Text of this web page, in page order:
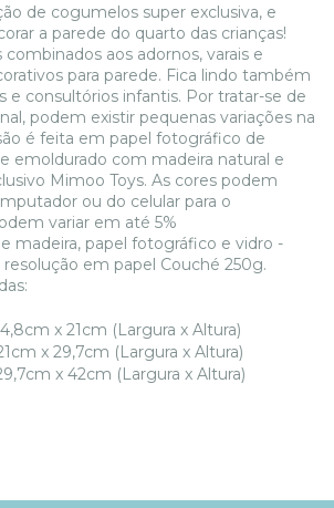
de cogumelos super exclusiva, e
a parede do quarto das crianças!
aos adornos, varais e
para parede. Fica lindo também
e consultórios infantis. Por tratar-se de
podem existir pequenas variações na
é feita em papel fotográfico de
emoldurado com madeira natural e
Mimoo Toys. As cores podem
ou do celular para o
variar em até 5%
madeira, papel fotográfico e vidro -
em papel Couché 250g.
x 21cm (Largura x Altura)
x 29,7cm (Largura x Altura)
x 42cm (Largura x Altura)